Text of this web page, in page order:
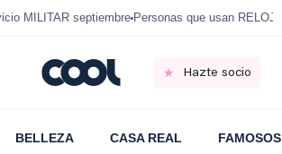
MILITAR septiembre Personas que usan RELOJ
Hazte socio
BELLEZA CASA REAL FAMOSOS